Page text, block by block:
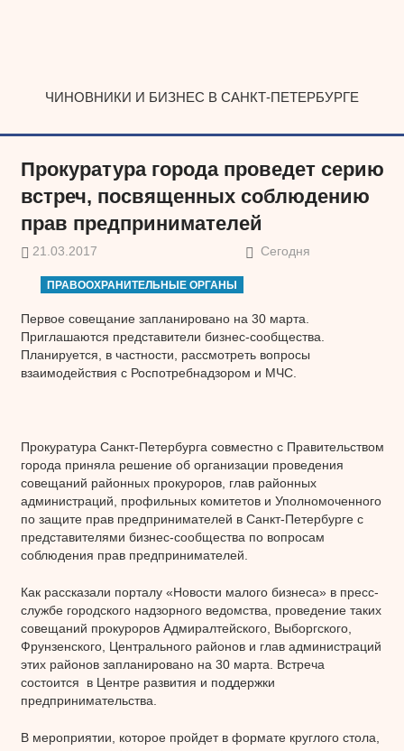
ЧИНОВНИКИ И БИЗНЕС В САНКТ-ПЕТЕРБУРГЕ
Прокуратура города проведет серию
встреч, посвященных соблюдению
прав предпринимателей
21.03.2017 Сегодня
ПРАВООХРАНИТЕЛЬНЫЕ ОРГАНЫ
Первое совещание запланировано на 30 марта.
Приглашаются представители бизнес-сообщества.
Планируется, в частности, рассмотреть вопросы
взаимодействия с Роспотребнадзором и МЧС.
Прокуратура Санкт-Петербурга совместно с Правительством
города приняла решение об организации проведения
совещаний районных прокуроров, глав районных
администраций, профильных комитетов и Уполномоченного
по защите прав предпринимателей в Санкт-Петербурге с
представителями бизнес-сообщества по вопросам
соблюдения прав предпринимателей.
Как рассказали порталу «Новости малого бизнеса» в пресс-
службе городского надзорного ведомства, проведение таких
совещаний прокуроров Адмиралтейского, Выборгского,
Фрунзенского, Центрального районов и глав администраций
этих районов запланировано на 30 марта. Встреча
состоится в Центре развития и поддержки
предпринимательства.
В мероприятии, которое пройдет в формате круглого стола,